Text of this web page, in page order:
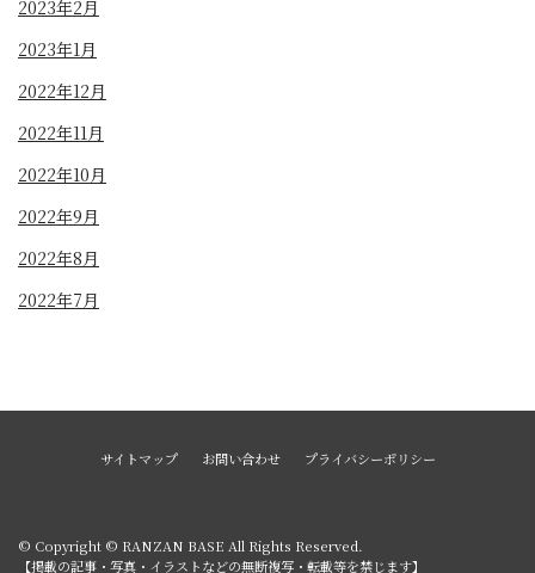
2023年2月
2023年1月
2022年12月
2022年11月
2022年10月
2022年9月
2022年8月
2022年7月
サイトマップ お問い合わせ プライバシーポリシー
© Copyright © RANZAN BASE All Rights Reserved.
【掲載の記事・写真・イラストなどの無断複写・転載等を禁じます】